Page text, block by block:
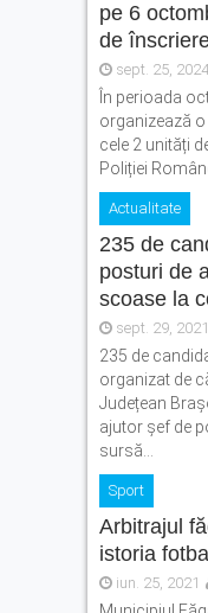
pe 6
de
sept. 25, 2024
În perioada
organizează
cele 2 unități
Poliției
Actualitate
235 de
posturi de
scoase la
sept. 29, 2021
235 de
organizat de
Județean
ajutor șef de
sursă...
Sport
Arbitrajul
istoria
iun. 25, 2021